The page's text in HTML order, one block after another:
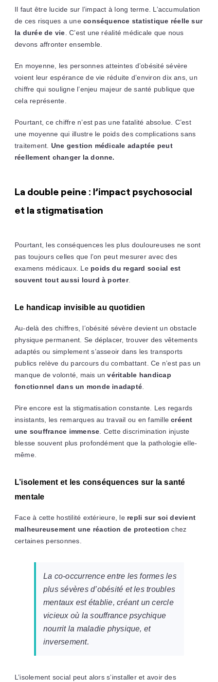
Il faut être lucide sur l’impact à long terme. L’accumulation
de ces risques a uneconséquence statistique réelle sur
la durée de vie . C’est une réalité médicale que nous
devons affronter ensemble.
En moyenne, les personnes atteintes d’obésité sévère
voient leur espérance de vie réduite d’environ dix ans, un
chiffre qui souligne l’enjeu majeur de santé publique que
cela représente.
Pourtant, ce chiffre n’est pas une fatalité absolue. C’est
une moyenne qui illustre le poids des complications sans
traitement. Une gestion médicale adaptée peut
réellement changer la donne.
La double peine : l’impact psychosocial
et la stigmatisation
Pourtant, les conséquences les plus douloureuses ne sont
pas toujours celles que l’on peut mesurer avec des
examens médicaux. Le poids du regard social est
souvent tout aussi lourd à porter.
Le handicap invisible au quotidien
Au-delà des chiffres, l’obésité sévère devient un obstacle
physique permanent. Se déplacer, trouver des vêtements
adaptés ou simplement s’asseoir dans les transports
publics relève du parcours du combattant. Ce n’est pas un
manque de volonté, mais unvéritable handicap
fonctionnel dans un monde inadapté
Pire encore est la stigmatisation constante. Les regards
insistants, les remarques au travail ou en famillecréent
une souffrance immense . Cette discrimination injuste
blesse souvent plus profondément que la pathologie elle-
même.
L’isolement et les conséquences sur la santé
mentale
Face à cette hostilité extérieure, le repli sur soi devient
malheureusement une réaction de protection chez
certaines personnes.
La co-occurrence entre les formes les
plus sévères d’obésité et les troubles
mentaux est établie, créant un cercle
vicieux où la souffrance psychique
nourrit la maladie physique, et
inversement.
L’isolement social peut alors s’installer et avoir des